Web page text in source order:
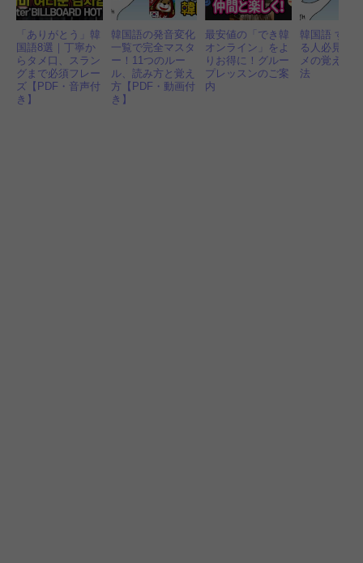
「ありがとう」韓
国語8選｜丁寧か
らタメ口、スラン
グまで必須フレー
ズ【PDF・音声付
き】
韓国語の発音変化
一覧で完全マスタ
ー！11つのルー
ル、読み方と覚え
方【PDF・動画付
き】
最安値の「でき韓
オンライン」をよ
りお得に！グルー
プレッスンのご案
内
韓国語 すぐ
る人必見！
メの覚え方
法